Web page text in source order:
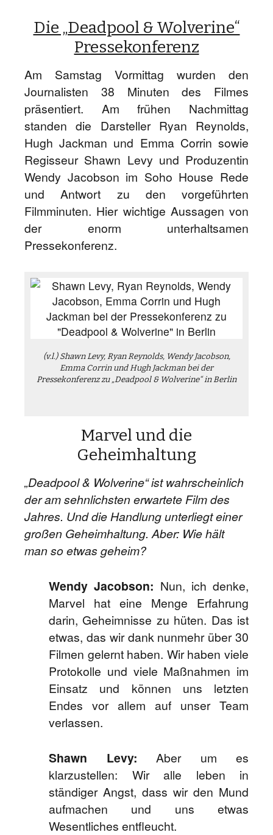
Die „Deadpool & Wolverine“
Pressekonferenz
Am Samstag Vormittag wurden den
Journalisten 38 Minuten des Filmes
präsentiert. Am frühen Nachmittag
standen die Darsteller Ryan Reynolds,
Hugh Jackman und Emma Corrin sowie
Regisseur Shawn Levy und Produzentin
Wendy Jacobson im Soho House Rede
und Antwort zu den vorgeführten
Filmminuten. Hier wichtige Aussagen von
der enorm unterhaltsamen
Pressekonferenz.
(v.l.) Shawn Levy, Ryan Reynolds, Wendy Jacobson,
Emma Corrin und Hugh Jackman bei der
Pressekonferenz zu „Deadpool & Wolverine“ in Berlin
Marvel und die
Geheimhaltung
„Deadpool & Wolverine“ ist wahrscheinlich
der am sehnlichsten erwartete Film des
Jahres. Und die Handlung unterliegt einer
großen Geheimhaltung. Aber: Wie hält
man so etwas geheim?
Wendy Jacobson: Nun, ich denke,
Marvel hat eine Menge Erfahrung
darin, Geheimnisse zu hüten. Das ist
etwas, das wir dank nunmehr über 30
Filmen gelernt haben. Wir haben viele
Protokolle und viele Maßnahmen im
Einsatz und können uns letzten
Endes vor allem auf unser Team
verlassen.
Shawn Levy: Aber um es
klarzustellen: Wir alle leben in
ständiger Angst, dass wir den Mund
aufmachen und uns etwas
Wesentliches entfleucht.